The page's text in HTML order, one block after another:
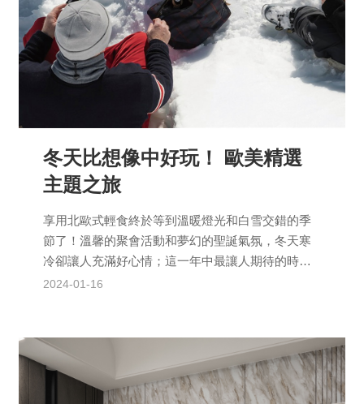
冬天比想像中好玩！ 歐美精選
主題之旅
享用北歐式輕食終於等到溫暖燈光和白雪交錯的季
節了！溫馨的聚會活動和夢幻的聖誕氣氛，冬天寒
冷卻讓人充滿好心情；這一年中最讓人期待的時節
之一，歐美的傳統與創意再次登場，我們也要好好
2024-01-16